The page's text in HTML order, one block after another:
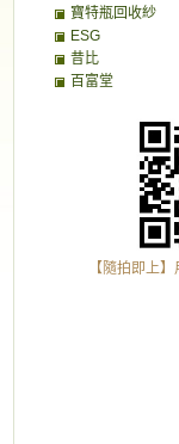
寶特瓶回收紗
ESG
昔比
百富堂
【隨拍即上